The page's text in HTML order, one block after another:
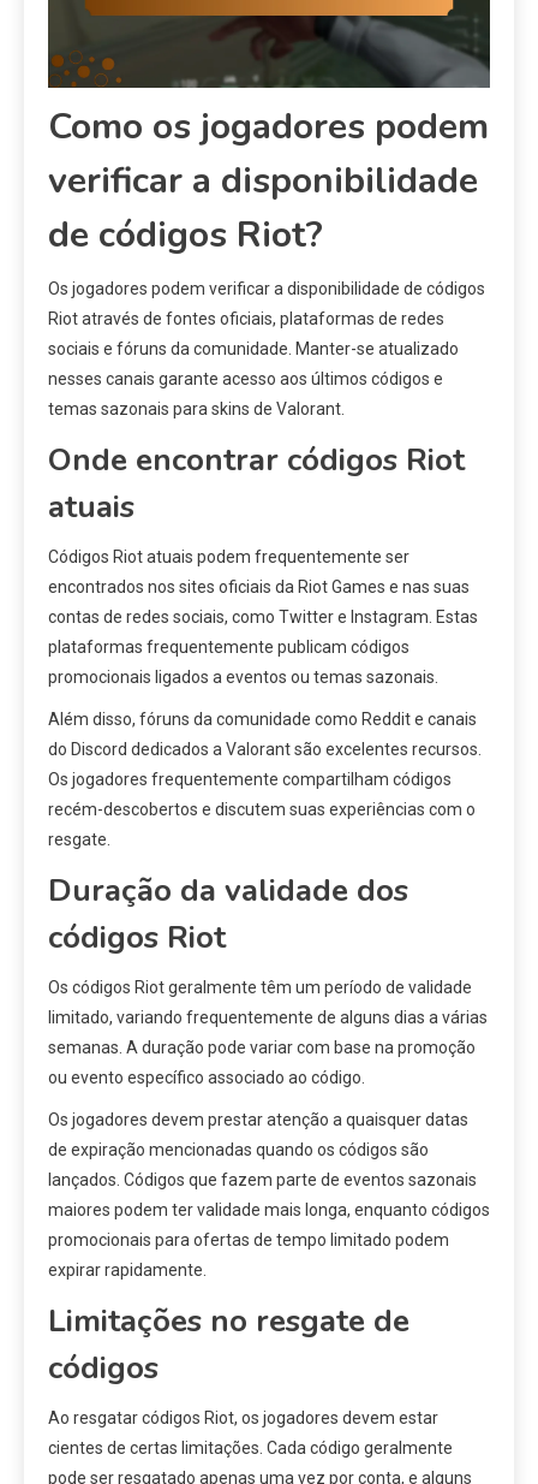
Como os jogadores podem
verificar a disponibilidade
de códigos Riot?
Os jogadores podem verificar a disponibilidade de códigos
Riot através de fontes oficiais, plataformas de redes
sociais e fóruns da comunidade. Manter-se atualizado
nesses canais garante acesso aos últimos códigos e
temas sazonais para skins de Valorant.
Onde encontrar códigos Riot
atuais
Códigos Riot atuais podem frequentemente ser
encontrados nos sites oficiais da Riot Games e nas suas
contas de redes sociais, como Twitter e Instagram. Estas
plataformas frequentemente publicam códigos
promocionais ligados a eventos ou temas sazonais.
Além disso, fóruns da comunidade como Reddit e canais
do Discord dedicados a Valorant são excelentes recursos.
Os jogadores frequentemente compartilham códigos
recém-descobertos e discutem suas experiências com o
resgate.
Duração da validade dos
códigos Riot
Os códigos Riot geralmente têm um período de validade
limitado, variando frequentemente de alguns dias a várias
semanas. A duração pode variar com base na promoção
ou evento específico associado ao código.
Os jogadores devem prestar atenção a quaisquer datas
de expiração mencionadas quando os códigos são
lançados. Códigos que fazem parte de eventos sazonais
maiores podem ter validade mais longa, enquanto códigos
promocionais para ofertas de tempo limitado podem
expirar rapidamente.
Limitações no resgate de
códigos
Ao resgatar códigos Riot, os jogadores devem estar
cientes de certas limitações. Cada código geralmente
pode ser resgatado apenas uma vez por conta, e alguns